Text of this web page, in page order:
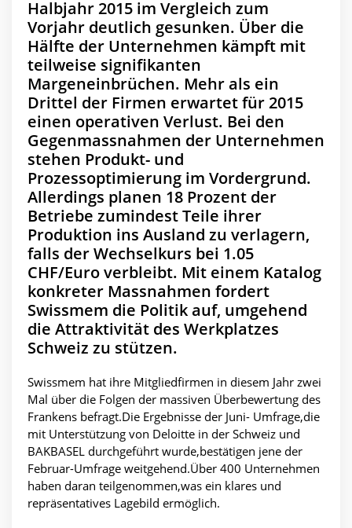
Halbjahr 2015 im Vergleich zum
Vorjahr deutlich gesunken. Über die
Hälfte der Unternehmen kämpft mit
teilweise signifikanten
Margeneinbrüchen. Mehr als ein
Drittel der Firmen erwartet für 2015
einen operativen Verlust. Bei den
Gegenmassnahmen der Unternehmen
stehen Produkt- und
Prozessoptimierung im Vordergrund.
Allerdings planen 18 Prozent der
Betriebe zumindest Teile ihrer
Produktion ins Ausland zu verlagern,
falls der Wechselkurs bei 1.05
CHF/Euro verbleibt. Mit einem Katalog
konkreter Massnahmen fordert
Swissmem die Politik auf, umgehend
die Attraktivität des Werkplatzes
Schweiz zu stützen.
Swissmem hat ihre Mitgliedfirmen in diesem Jahr zwei
Mal über die Folgen der massiven Überbewertung des
Frankens befragt.Die Ergebnisse der Juni- Umfrage,die
mit Unterstützung von Deloitte in der Schweiz und
BAKBASEL durchgeführt wurde,bestätigen jene der
Februar-Umfrage weitgehend.Über 400 Unternehmen
haben daran teilgenommen,was ein klares und
repräsentatives Lagebild ermöglich.